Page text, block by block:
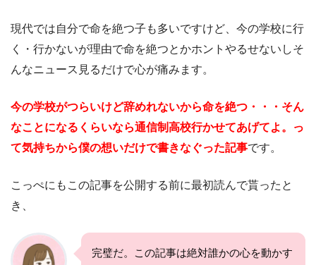
現代では自分で命を絶つ子も多いですけど、今の学校に行
く・行かないが理由で命を絶つとかホントやるせないしそ
んなニュース見るだけで心が痛みます。
今の学校がつらいけど辞めれないから命を絶つ・・・そん
なことになるくらいなら通信制高校行かせてあげてよ。っ
て気持ちから僕の想いだけで書きなぐった記事です。
こっぺにもこの記事を公開する前に最初読んで貰ったと
き、
完璧だ。この記事は絶対誰かの心を動かす